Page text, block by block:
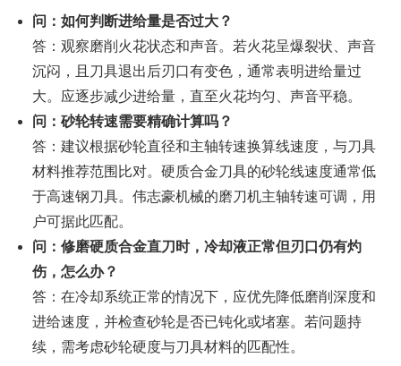
问：如何判断进给量是否过大？
答：观察磨削火花状态和声音。若火花呈爆裂状、声音
沉闷，且刀具退出后刃口有变色，通常表明进给量过
大。应逐步减少进给量，直至火花均匀、声音平稳。
问：砂轮转速需要精确计算吗？
答：建议根据砂轮直径和主轴转速换算线速度，与刀具
材料推荐范围比对。硬质合金刀具的砂轮线速度通常低
于高速钢刀具。伟志豪机械的磨刀机主轴转速可调，用
户可据此匹配。
问：修磨硬质合金直刀时，冷却液正常但刃口仍有灼
伤，怎么办？
答：在冷却系统正常的情况下，应优先降低磨削深度和
进给速度，并检查砂轮是否已钝化或堵塞。若问题持
续，需考虑砂轮硬度与刀具材料的匹配性。